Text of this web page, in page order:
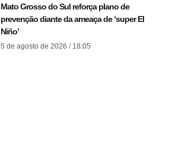
Mato Grosso do Sul reforça plano de
prevenção diante da ameaça de ‘super El
Niño’
5 de agosto de 2026 18:05